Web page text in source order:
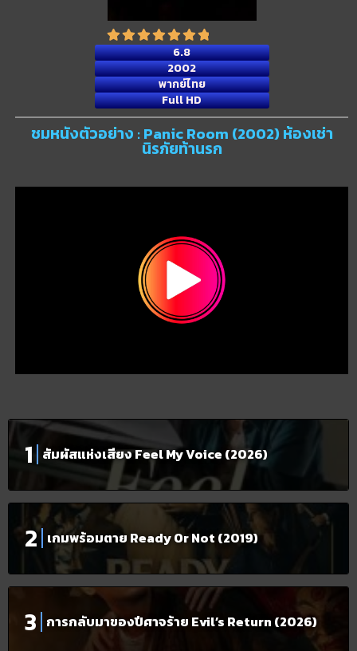
6.8
2002
พากย์ไทย
Full HD
ชมหนังตัวอย่าง : Panic Room (2002) ห้องเช่า
นิรภัยท้านรก
สัมผัสแห่งเสียง Feel My Voice (2026)
เกมพร้อมตาย Ready Or Not (2019)
การกลับมาของปีศาจร้าย Evil’s Return (2026)